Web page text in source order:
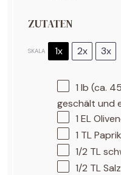
ZUTATEN
SKALA 1x 2x 3x
1 lb (ca.
geschält und
1 EL
1 TL
1/2 TL
1/2 TL Salz